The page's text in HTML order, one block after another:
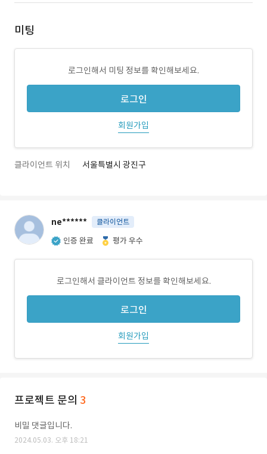
미팅
로그인해서 미팅 정보를 확인해보세요.
로그인
회원가입
클라이언트 위치 서울특별시 광진구
ne****** 클라이언트
인증 완료 평가 우수
로그인해서 클라이언트 정보를 확인해보세요.
로그인
회원가입
프로젝트 문의 3
비밀 댓글입니다.
2024.05.03. 오후 18:21